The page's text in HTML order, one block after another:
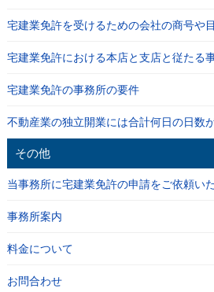
宅建業免許を受けるための会社の商号や
宅建業免許における本店と支店と従たる
宅建業免許の事務所の要件
不動産業の独立開業には合計何日の日数
その他
当事務所に宅建業免許の申請をご依頼い
事務所案内
料金について
お問合わせ